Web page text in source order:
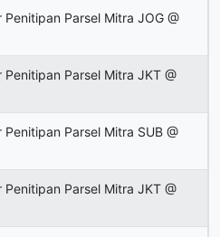
Parsel Mitra JOG @
Parsel Mitra JKT @
Parsel Mitra SUB @
Parsel Mitra JKT @